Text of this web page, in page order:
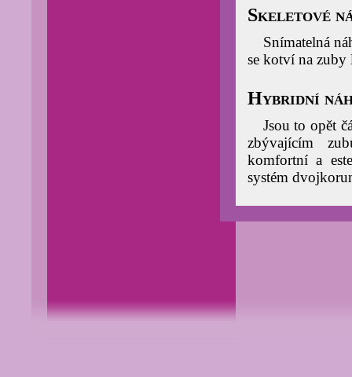
Skeletové
Snímatelná
se kotví na
Hybridní
Jsou to opět
zbývajícím
komfortní a
systém